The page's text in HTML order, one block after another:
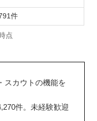
件
点
スカウトの機能を
件。未経験歓迎